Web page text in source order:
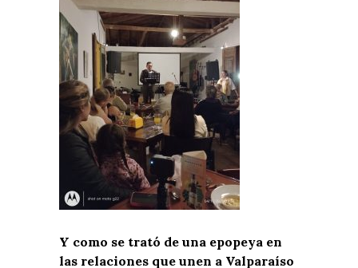
Y como se trató de una epopeya en
las relaciones que unen a Valparaíso